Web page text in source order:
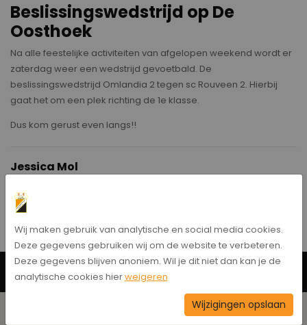
Beslissingswedstrijd op De
Oosthoek
Na alle feestelijke activiteiten van afgelopen weekend wordt er
zaterdag weer een wedstrijd gevoetbald. De
beslissingswedstrijd Omlandia 2 tegen sc Rouveen 2. Hierbij
gaat het om een plek richting de 1e klasse.
Dus kom gerust even langs!!
Jessica Mol
Bericht delen
Wij maken gebruik van analytische en social media cookies.
Deze gegevens gebruiken wij om de website te verbeteren.
Deze gegevens blijven anoniem. Wil je dit niet dan kan je de
analytische cookies hierweigeren
Wijzigingen opslaan